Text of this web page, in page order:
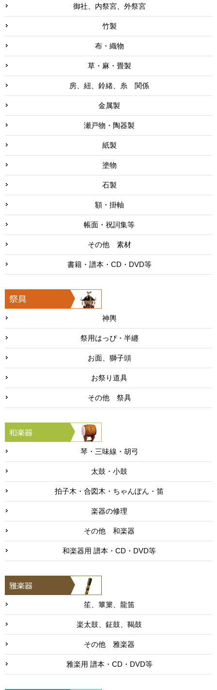
御社、内祭宮、外祭宮
竹製
布・織物
草・麻・畳製
房、紐、鈴緒、糸 関係
金属製
瀬戸物・陶器製
紙製
塗物
石製
額・掛軸
帳面・祝詞集等
その他 素材
書籍・譜本・CD・DVD等
神輿
祭用はっぴ・半纏
お面、獅子頭
お祭り道具
その他 祭具
琴・三味線・胡弓
太鼓・小鼓
拍子木・合図木・ちゃんぽん・笛
楽器の修理
その他 和楽器
和楽器用 譜本・CD・DVD等
笙、篳篥、龍笛
楽太鼓、鉦鼓、鞨鼓
その他 雅楽器
雅楽用 譜本・CD・DVD等